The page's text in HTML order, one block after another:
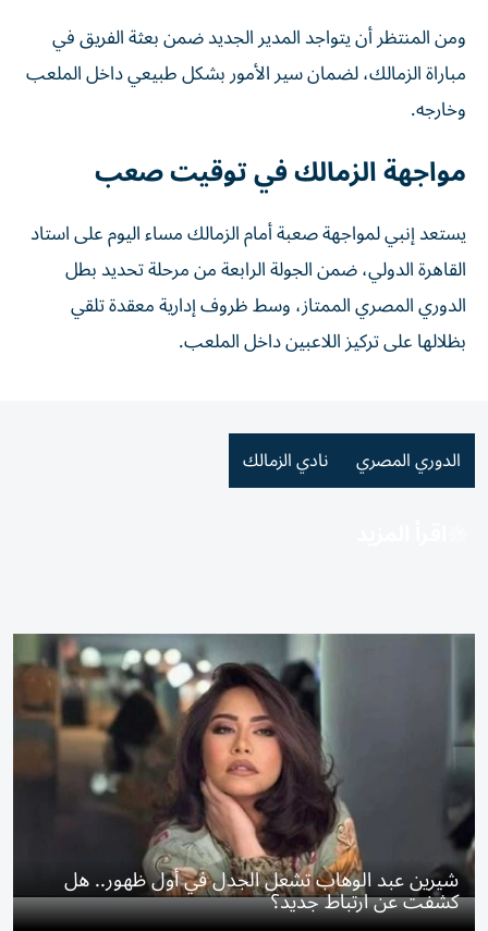
ومن المنتظر أن يتواجد المدير الجديد ضمن بعثة الفريق في
مباراة الزمالك، لضمان سير الأمور بشكل طبيعي داخل الملعب
وخارجه.
مواجهة الزمالك في توقيت صعب
يستعد إنبي لمواجهة صعبة أمام الزمالك مساء اليوم على استاد
القاهرة الدولي، ضمن الجولة الرابعة من مرحلة تحديد بطل
الدوري المصري الممتاز، وسط ظروف إدارية معقدة تلقي
بظلالها على تركيز اللاعبين داخل الملعب.
الدوري المصري نادي الزمالك
شيرين عبد الوهاب تشعل الجدل في أول ظهور.. هل
كشفت عن ارتباط جديد؟